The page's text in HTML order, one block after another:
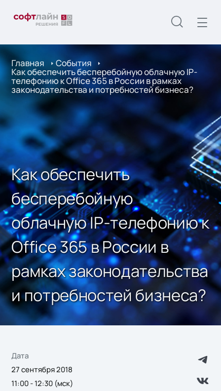
Главная События
Как обеспечить бесперебойную облачную IP-
телефонию к Office 365 в России в рамках
законодательства и потребностей бизнеса?
Как обеспечить
бесперебойную
облачную IP-телефонию к
Office 365 в России в
рамках законодательства
и потребностей бизнеса?
Дата
27 сентября 2018
11:00 - 12:30 (мск)